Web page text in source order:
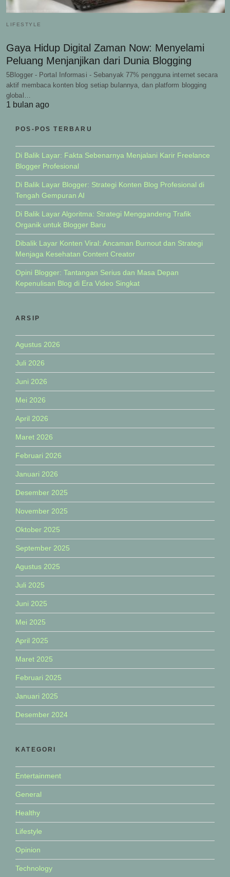
LIFESTYLE
Gaya Hidup Digital Zaman Now: Menyelami
Peluang Menjanjikan dari Dunia Blogging
5Blogger - Portal Informasi - Sebanyak 77% pengguna internet secara
aktif membaca konten blog setiap bulannya, dan platform blogging
global…
1 bulan ago
POS-POS TERBARU
Di Balik Layar: Fakta Sebenarnya Menjalani Karir Freelance
Blogger Profesional
Di Balik Layar Blogger: Strategi Konten Blog Profesional di
Tengah Gempuran AI
Di Balik Layar Algoritma: Strategi Menggandeng Trafik
Organik untuk Blogger Baru
Dibalik Layar Konten Viral: Ancaman Burnout dan Strategi
Menjaga Kesehatan Content Creator
Opini Blogger: Tantangan Serius dan Masa Depan
Kepenulisan Blog di Era Video Singkat
ARSIP
Agustus 2026
Juli 2026
Juni 2026
Mei 2026
April 2026
Maret 2026
Februari 2026
Januari 2026
Desember 2025
November 2025
Oktober 2025
September 2025
Agustus 2025
Juli 2025
Juni 2025
Mei 2025
April 2025
Maret 2025
Februari 2025
Januari 2025
Desember 2024
KATEGORI
Entertainment
General
Healthy
Lifestyle
Opinion
Technology